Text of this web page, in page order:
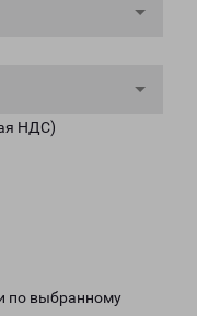
НДС)
по выбранному